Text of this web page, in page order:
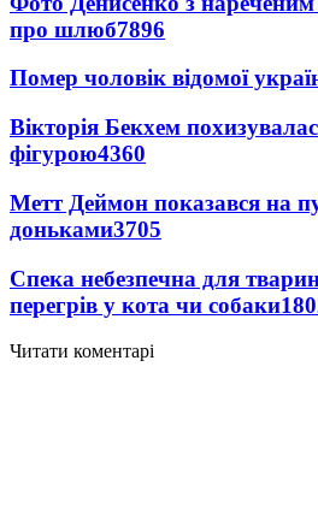
про шлюб7896
Помер чоловік відомої
Вікторія Бекхем
фігурою4360
Метт Деймон показався на
доньками3705
Спека небезпечна для
перегрів у кота чи собаки
Читати коментарі